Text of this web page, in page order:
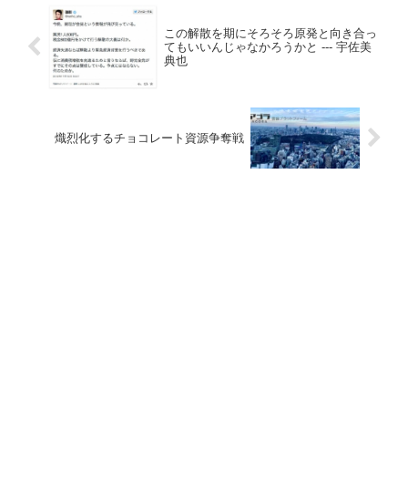
この解散を期にそろそろ原発と向き合っ
てもいいんじゃなかろうかと --- 宇佐美
典也
熾烈化するチョコレート資源争奪戦